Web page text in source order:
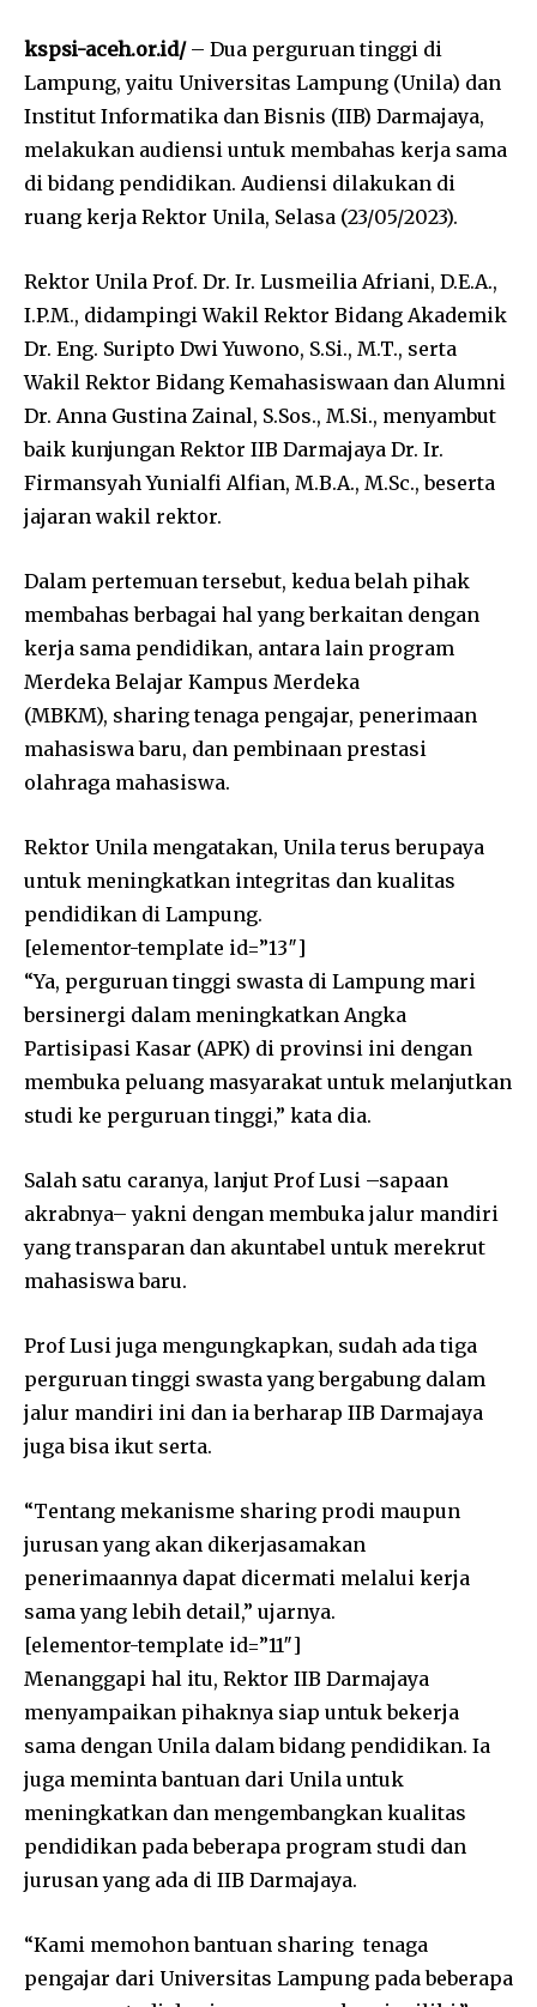
kspsi-aceh.or.id/– Dua perguruan tinggi di
Lampung, yaitu Universitas Lampung (Unila) dan
Institut Informatika dan Bisnis (IIB) Darmajaya,
melakukan audiensi untuk membahas kerja sama
di bidang pendidikan. Audiensi dilakukan di
ruang kerja Rektor Unila, Selasa (23/05/2023).
Rektor Unila Prof. Dr. Ir. Lusmeilia Afriani, D.E.A.,
I.P.M., didampingi Wakil Rektor Bidang Akademik
Dr. Eng. Suripto Dwi Yuwono, S.Si., M.T., serta
Wakil Rektor Bidang Kemahasiswaan dan Alumni
Dr. Anna Gustina Zainal, S.Sos., M.Si., menyambut
baik kunjungan Rektor IIB Darmajaya Dr. Ir.
Firmansyah Yunialfi Alfian, M.B.A., M.Sc., beserta
jajaran wakil rektor.
Dalam pertemuan tersebut, kedua belah pihak
membahas berbagai hal yang berkaitan dengan
kerja sama pendidikan, antara lain program
Merdeka Belajar Kampus Merdeka
(MBKM), sharing tenaga pengajar, penerimaan
mahasiswa baru, dan pembinaan prestasi
olahraga mahasiswa.
Rektor Unila mengatakan, Unila terus berupaya
untuk meningkatkan integritas dan kualitas
pendidikan di Lampung.
[elementor-template id=”13″]
“Ya, perguruan tinggi swasta di Lampung mari
bersinergi dalam meningkatkan Angka
Partisipasi Kasar (APK) di provinsi ini dengan
membuka peluang masyarakat untuk melanjutkan
studi ke perguruan tinggi,” kata dia.
Salah satu caranya, lanjut Prof Lusi –sapaan
akrabnya– yakni dengan membuka jalur mandiri
yang transparan dan akuntabel untuk merekrut
mahasiswa baru.
Prof Lusi juga mengungkapkan, sudah ada tiga
perguruan tinggi swasta yang bergabung dalam
jalur mandiri ini dan ia berharap IIB Darmajaya
juga bisa ikut serta.
“Tentang mekanisme sharing prodi maupun
jurusan yang akan dikerjasamakan
penerimaannya dapat dicermati melalui kerja
sama yang lebih detail,” ujarnya.
[elementor-template id=”11″]
Menanggapi hal itu, Rektor IIB Darmajaya
menyampaikan pihaknya siap untuk bekerja
sama dengan Unila dalam bidang pendidikan. Ia
juga meminta bantuan dari Unila untuk
meningkatkan dan mengembangkan kualitas
pendidikan pada beberapa program studi dan
jurusan yang ada di IIB Darmajaya.
“Kami memohon bantuan sharing tenaga
pengajar dari Universitas Lampung pada beberapa